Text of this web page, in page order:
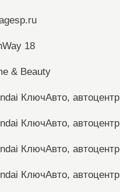
18
& Beauty
КлючАвто, автоцентр
КлючАвто, автоцентр
КлючАвто, автоцентр
КлючАвто, автоцентр